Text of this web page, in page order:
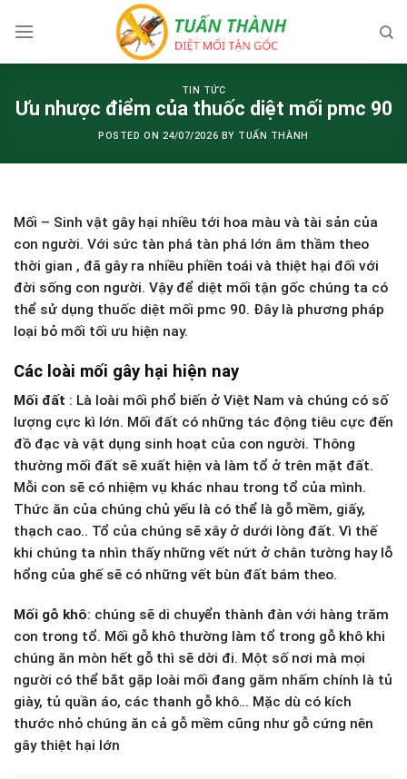
TIN TỨC
Ưu nhược điểm của thuốc diệt mối pmc 90
POSTED ON 24/07/2026 BY TUẤN THÀNH
Mối – Sinh vật gây hại nhiều tới hoa màu và tài sản của
con người. Với sức tàn phá tàn phá lớn âm thầm theo
thời gian , đã gây ra nhiều phiền toái và thiệt hại đối với
đời sống con người. Vậy để diệt mối tận gốc chúng ta có
thể sử dụng thuốc diệt mối pmc 90. Đây là phương pháp
loại bỏ mối tối ưu hiện nay.
Các loài mối gây hại hiện nay
Mối đất : Là loài mối phổ biến ở Việt Nam và chúng có số
lượng cực kì lớn. Mối đất có những tác động tiêu cực đến
đồ đạc và vật dụng sinh hoạt của con người. Thông
thường mối đất sẽ xuất hiện và làm tổ ở trên mặt đất.
Mỗi con sẽ có nhiệm vụ khác nhau trong tổ của mình.
Thức ăn của chúng chủ yếu là có thể là gỗ mềm, giấy,
thạch cao.. Tổ của chúng sẽ xây ở dưới lòng đất. Vì thế
khi chúng ta nhìn thấy những vết nứt ở chân tường hay lỗ
hổng của ghế sẽ có những vết bùn đất bám theo.
Mối gỗ khô: chúng sẽ di chuyển thành đàn với hàng trăm
con trong tổ. Mối gỗ khô thường làm tổ trong gỗ khô khi
chúng ăn mòn hết gỗ thì sẽ dời đi. Một số nơi mà mọi
người có thể bắt gặp loài mối đang găm nhấm chính là tủ
giày, tủ quần áo, các thanh gỗ khô… Mặc dù có kích
thước nhỏ chúng ăn cả gỗ mềm cũng như gỗ cứng nên
gây thiệt hại lớn